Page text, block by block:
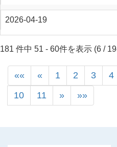
2026-04-19
181 件中 51 - 60件を表示 (6 /
«« « 1 2 3 4
10
11 » »»